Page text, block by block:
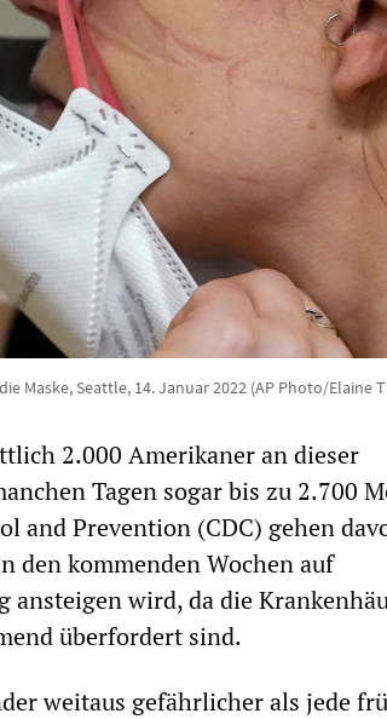
Maske, Seattle, 14. Januar 2022 (AP Photo/Elaine
2.000 Amerikaner an dieser
Tagen sogar bis zu 2.700
and Prevention (CDC) gehen
den kommenden Wochen auf
ansteigen wird, da die
überfordert sind.
weitaus gefährlicher als jede